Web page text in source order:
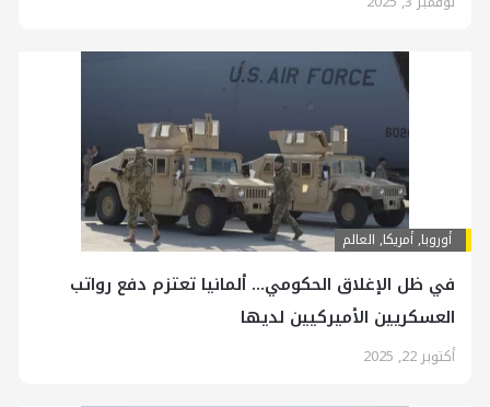
أوروبا,أمريكا, العالم
في ظل الإغلاق الحكومي… ألمانيا تعتزم دفع رواتب
العسكريين الأميركيين لديها
أكتوبر 22, 2025